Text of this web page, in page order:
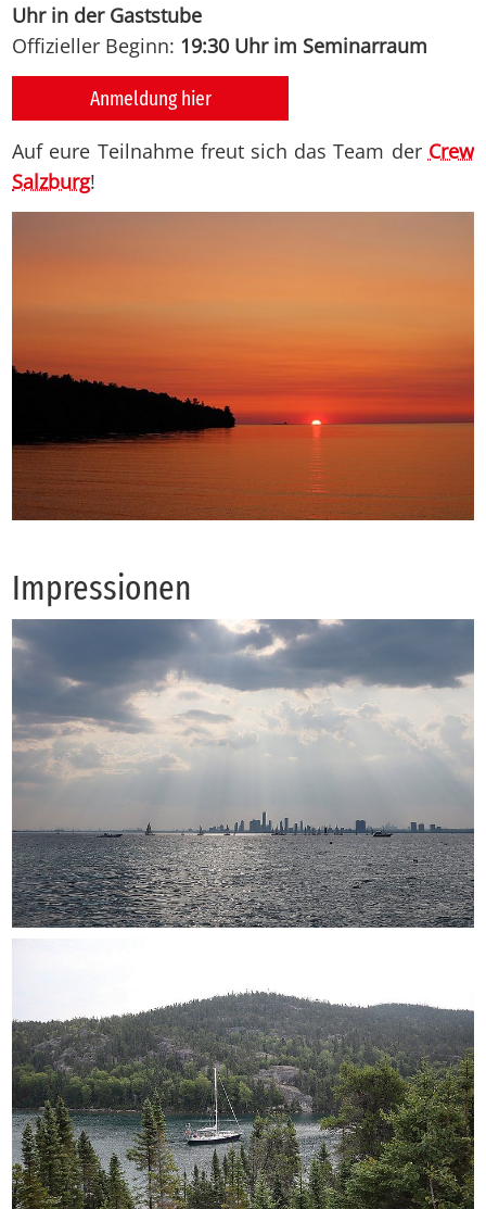
Uhr in der Gaststube
Offizieller Beginn: 19:30 Uhr im Seminarraum
Anmeldung hier
Auf eure Teilnahme freut sich das Team der Crew
Salzburg!
Im­pres­sio­nen